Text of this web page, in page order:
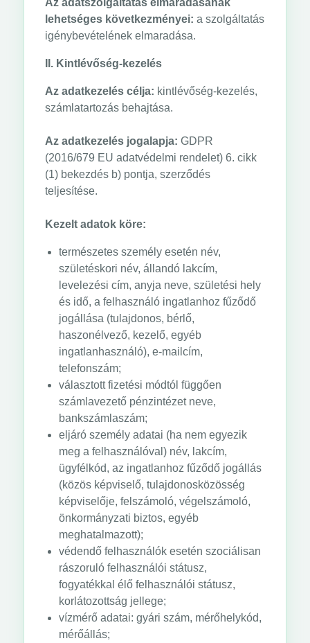
Az adatszolgáltatás elmaradásának
lehetséges következményei: a szolgáltatás
igénybevételének elmaradása.
II. Kintlévőség-kezelés
Az adatkezelés célja: kintlévőség-kezelés,
számlatartozás behajtása.
Az adatkezelés jogalapja: GDPR
(2016/679 EU adatvédelmi rendelet) 6. cikk
(1) bekezdés b) pontja, szerződés
teljesítése.
Kezelt adatok köre:
természetes személy esetén név,
születéskori név, állandó lakcím,
levelezési cím, anyja neve, születési hely
és idő, a felhasználó ingatlanhoz fűződő
jogállása (tulajdonos, bérlő,
haszonélvező, kezelő, egyéb
ingatlanhasználó), e-mailcím,
telefonszám;
választott fizetési módtól függően
számlavezető pénzintézet neve,
bankszámlaszám;
eljáró személy adatai (ha nem egyezik
meg a felhasználóval) név, lakcím,
ügyfélkód, az ingatlanhoz fűződő jogállás
(közös képviselő, tulajdonosközösség
képviselője, felszámoló, végelszámoló,
önkormányzati biztos, egyéb
meghatalmazott);
védendő felhasználók esetén szociálisan
rászoruló felhasználói státusz,
fogyatékkal élő felhasználói státusz,
korlátozottság jellege;
vízmérő adatai: gyári szám, mérőhelykód,
mérőállás;